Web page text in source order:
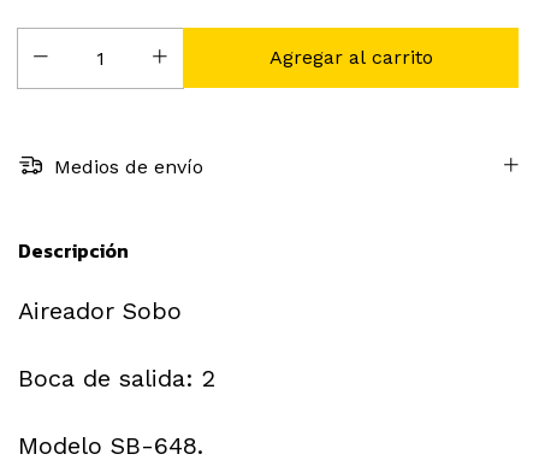
Medios de envío
Descripción
Aireador Sobo
Boca de salida: 2
Modelo SB-648.